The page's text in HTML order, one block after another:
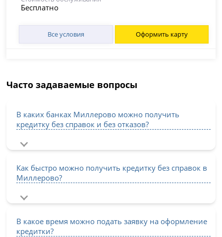
Бесплатно
Все условия Оформить карту
Часто задаваемые вопросы
В каких банках Миллерово можно получить
кредитку без справок и без отказов?
Как быстро можно получить кредитку без справок в
Миллерово?
В какое время можно подать заявку на оформление
кредитки?